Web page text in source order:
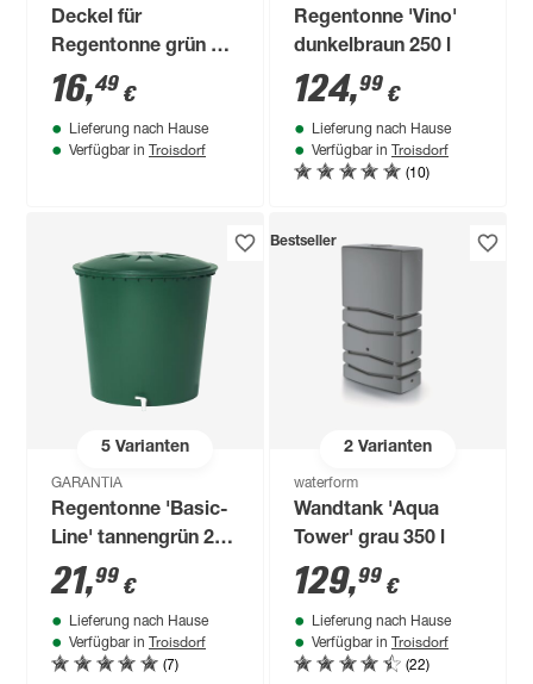
Deckel für
Regentonne grün 80
x 66 cm
16,49 €
Lieferung nach Hause
Verfügbar in Troisdorf
Regentonne 'Vino'
dunkelbraun 250 l
124,99 €
Lieferung nach Hause
Verfügbar in Troisdorf
(10)
5Varianten
GARANTIA
Regentonne 'Basic-
Line' tannengrün 210
l mit Hahn
21,99 €
Lieferung nach Hause
Verfügbar in Troisdorf
(7)
2Varianten
Bestseller
waterform
Wandtank 'Aqua
Tower' grau 350 l
129,99 €
Lieferung nach Hause
Verfügbar in Troisdorf
(22)